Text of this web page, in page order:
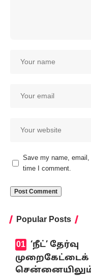
Save my name,
time I comment.
Popular Posts
‘நீட்’ தேர்வு
முறைகேட்டைக்